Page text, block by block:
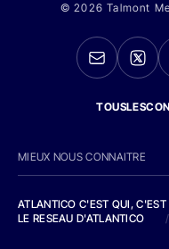
© 2026 Talmont
MIEUX NOUS CONNAITRE
ATLANTICO C'EST QUI, C'EST
LE RESEAU D'ATLANTICO
/